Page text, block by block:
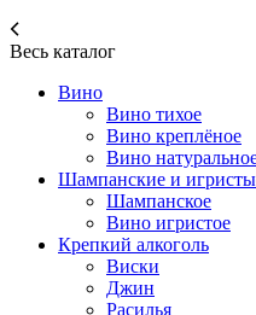
Весь каталог
Вино
Вино тихое
Вино креплёное
Вино
Шампанские и
Шампанское
Вино игристое
Крепкий алкоголь
Виски
Джин
Расилья